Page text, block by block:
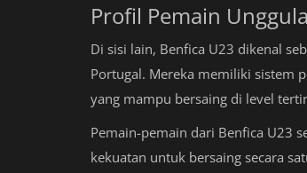
Profil Pemain
Di sisi lain, Benfica U23 dikenal
Portugal. Mereka memiliki sistem
yang mampu bersaing di level
Pemain-pemain dari Benfica U23
kekuatan untuk bersaing secara